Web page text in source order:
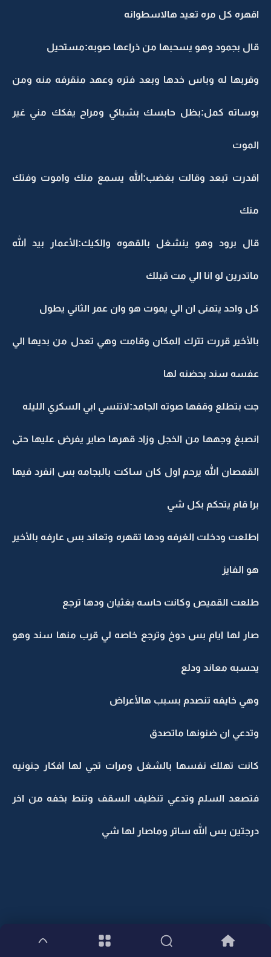
اقهره كل مره تعيد هالاسطوانه
قال بجمود وهو يسحبها من ذراعها صوبه:مستحيل
وقربها له وباس خدها وبعد فتره وعهد منقرفه منه ومن
بوساته كمل:بظل حابسك بشباكي ومراح يفكك مني غير
الموت
اقدرت تبعد وقالت بغضب:الله يسمع منك واموت وفتك
منك
قال برود وهو ينشغل بالقهوه والكيك:الأعمار بيد الله
ماتدرين لو انا الي مت قبلك
كل واحد يتمنى ان الي يموت هو وان عمر الثاني يطول
بالأخير قررت تترك المكان وقامت وهي تعدل من بديها الي
عفسه سند بحضنه لها
جت بتطلع وقفها صوته الجامد:لاتنسي ابي السكري الليله
انصبغ وجهها من الخجل وزاد قهرها صاير يفرض عليها حتى
القمصان الله يرحم اول كان ساكت بالبجامه بس انفرد فيها
برا قام يتحكم بكل شي
اطلعت ودخلت الغرفه ودها تقهره وتعاند بس عارفه بالأخير
هو الفايز
طلعت القميص وكانت حاسه بغثيان ودها ترجع
صار لها ايام بس دوخ وترجع خاصه لي قرب منها سند وهو
يحسبه معاند ودلع
وهي خايفه تنصدم بسبب هالأعراض
وتدعي ان ضنونها ماتصدق
كانت تهلك نفسها بالشغل ومرات تجي لها افكار جنونيه
فتصعد السلم وتدعي تنظيف السقف وتنط بخفه من اخر
درجتين بس الله ساتر وماصار لها شي